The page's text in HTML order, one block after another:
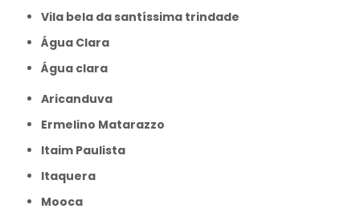
Vila bela da santíssima trindade
Água Clara
Água clara
Aricanduva
Ermelino Matarazzo
Itaim Paulista
Itaquera
Mooca